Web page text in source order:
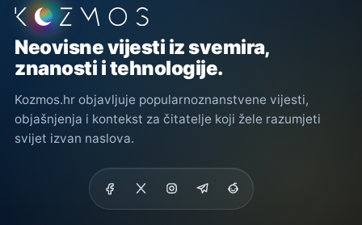
Podnožje stranice
Neovisne vijesti iz svemira,
znanosti i tehnologije.
Kozmos.hr objavljuje popularnoznanstvene vijesti,
objašnjenja i kontekst za čitatelje koji žele razumjeti
svijet izvan naslova.